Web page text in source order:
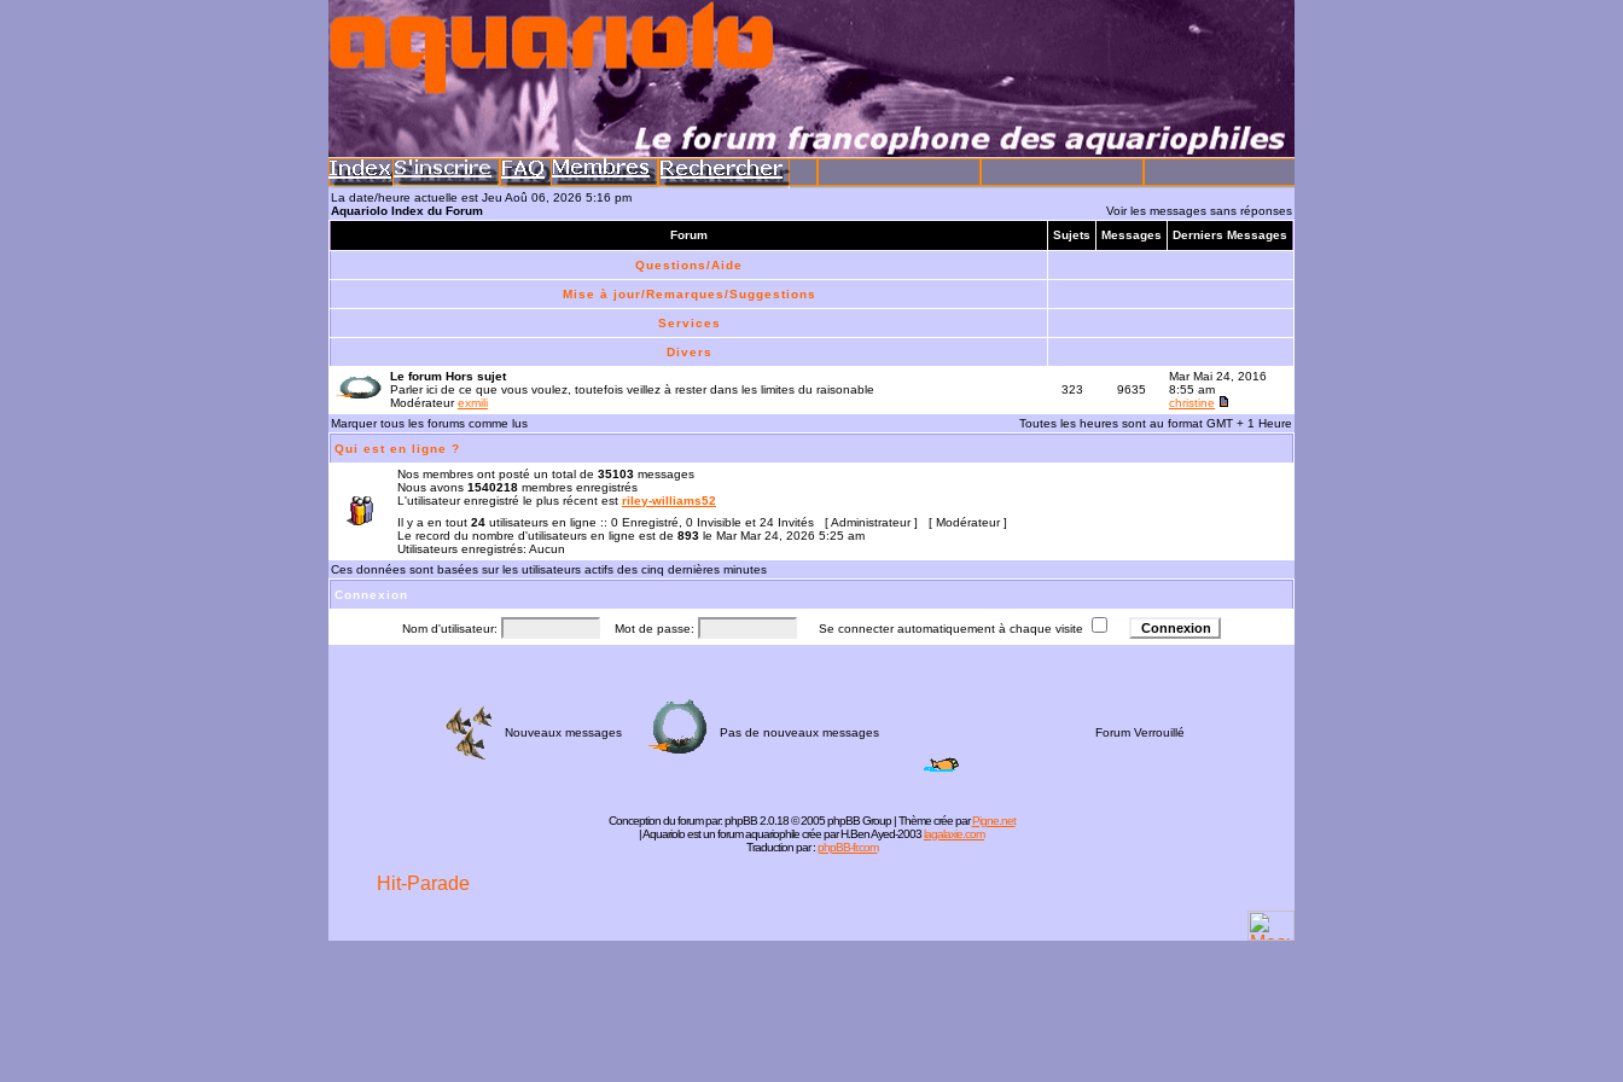
La date/heure actuelle est Jeu Aoû 06, 2026 5:16 pm
Aquariolo Index du Forum
Voir les messages sans réponses
Forum
Sujets Messages Derniers Messages
Questions/Aide
Mise à jour/Remarques/Suggestions
Services
Divers
Le forum Hors sujet
Parler ici de ce que vous voulez, toutefois veillez à rester dans les limites du raisonable
Modérateurexmili
323 9635
Mar Mai 24, 2016
8:55 am
christine
Marquer tous les forums comme lus
Toutes les heures sont au format GMT + 1 Heure
Qui est en ligne ?
Nos membres ont posté un total de 35103 messages
Nous avons 1540218 membres enregistrés
L'utilisateur enregistré le plus récent est riley-williams52
Il y a en tout 24 utilisateurs en ligne :: 0 Enregistré, 0 Invisible et 24 Invités [Administrateur] [ Modérateur]
Le record du nombre d'utilisateurs en ligne est de 893 le Mar Mar 24, 2026 5:25 am
Utilisateurs enregistrés: Aucun
Ces données sont basées sur les utilisateurs actifs des cinq dernières minutes
Connexion
Nom d'utilisateur: Mot de passe: Se connecter automatiquement à chaque visite
Nouveaux messages Pas de nouveaux messages Forum Verrouillé
Conception du forum par:phpBB2.0.18 © 2005 phpBB Group | Thème crée parPigne.net
| Aquariolo est un forum aquariophile crée par H.Ben Ayed-2003lagalaxie.com
Traduction par :phpBB-fr.com